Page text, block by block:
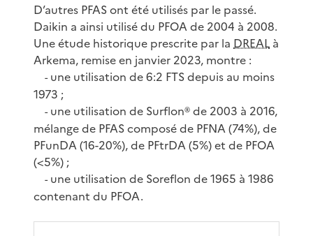
D’autres PFAS ont été utilisés par le passé.
Daikin a ainsi utilisé du PFOA de 2004 à 2008.
Une étude historique prescrite par la DREAL à
Arkema, remise en janvier 2023, montre :
-une utilisation de 6:2 FTS depuis au moins
1973 ;
-une utilisation de Surflon® de 2003 à 2016,
mélange de PFAS composé de PFNA (74%), de
PFunDA (16-20%), de PFtrDA (5%) et de PFOA
(<5%) ;
-une utilisation de Soreflon de 1965 à 1986
contenant du PFOA.